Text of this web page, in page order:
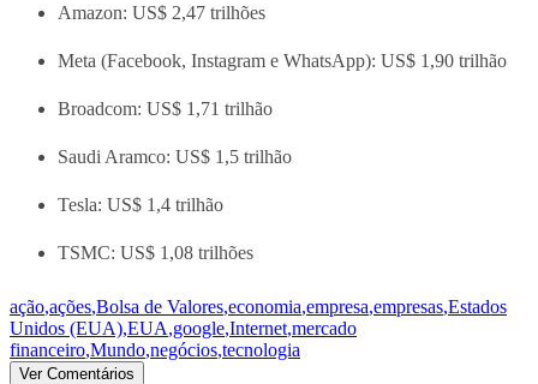
Amazon: US$ 2,47 trilhões
Meta (Facebook, Instagram e WhatsApp): US$ 1,90 trilhão
Broadcom: US$ 1,71 trilhão
Saudi Aramco: US$ 1,5 trilhão
Tesla: US$ 1,4 trilhão
TSMC: US$ 1,08 trilhões
ação,ações,Bolsa de Valores,economia,empresa,empresas,Estados
Unidos (EUA),EUA,google,Internet,mercado
financeiro,Mundo,negócios,tecnologia
Ver Comentários